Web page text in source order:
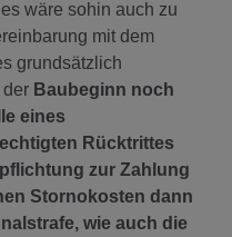
wäre sohin auch zu
mit dem
grundsätzlich
der Baubeginn noch
eines
Rücktrittes
zur Zahlung
Stornokosten dann
wie auch die